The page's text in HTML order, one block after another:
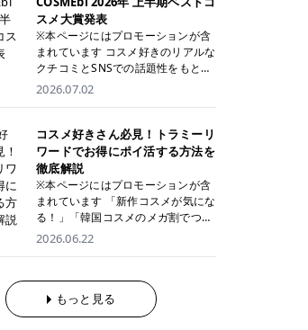
整しやすく、お気に入りの化粧水を
使いたい方やコストを抑えて続けた
い方にもおすすめです。 トナーパッ
ドのメリット トナーパッドは、角質
ケア・保湿ケア・部分用パックまで
1枚で行える便利なスキンケアアイ
テムです。 ここでは、トナーパッド
す。 古い角質や皮脂汚れをやさしく
オフ トナーパッドを使用すること
で、洗顔だけでは落としきれない古
い角質や余分な皮脂汚れをやさしく
拭き取り、なめらかな肌へ整えま
す。 保湿ケアまで1枚でできる 保湿
成分を配合したトナーパッドなら、
ケアにもぴったりです。 部分パック
としても使える 多くのトナーパッド
は、乾燥が気になる頬や額、小鼻な
ントルシリーズを選べるため、脱毛
機にこだわりたい方におすすめ！ ジ
ェントルマックスプロ ジェントルマ
ックスプロプラス ジェントルレーズ
プロ ソプラノチタニウム 公式サイ
ト> エミナルクリニック 49,500円
(税込)/6回 93,500円(税込)/6回 エミ
定！月々払いも安くて通いやすい ク
リスタルプロ 公式サイト> リゼクリ
ニック 109,800円(税込)/5回 144,80
0円(税込)/5回 毛質に合わせて脱毛
機を選択可能！有効期限も5年と長
くマイペースに通いやすい ラシャ
メディオスターNeXT PRO ジェント
ルYAGプロ 公式サイト> ｜そもそも
うの？ 脱毛を考えたときに、まず悩
むのが「医療脱毛とエステ脱毛、ど
っちがいいの？」ということではな
全身＋VIO＋顔 特徴 脱毛器 詳細 フ
レイアクリニック 52,800円(税込)/5
回 94,600円(税込)/5回 肌への負担
に配慮しながら、コストパフォーマ
ンスも重視したい方に！ メディオス
ターモノリス メディオスターNeXT
PRO 公式サイト> レジーナクリニッ
ク 52,800円(税込)/5回 99,000円(税
込)/5回 ジェントルシリーズを選べ
るため、脱毛機にこだわりたい方に
おすすめ！ ジェントルマックスプロ
ジェントルマックスプロプラス ジェ
ントルレーズプロ ソプラノチタニウ
ム 公式サイト> エミナルクリニック
49,500円(税込)/6回 93,500円(税
込)/6回 エミナルクリニックの始め
通いやすい クリスタルプロ 公式サ
イト> リゼクリニック 109,800円(税
込)/5回 144,800円(税込)/5回 毛質に
でも話題の人気リップです。 「自分
にはどのカラーが似合う？」「イエ
ベ・ブルベ別のおすすめは？」と気
になっている方も多いのではないで
とともにご紹介！それぞれの色味や
なメイクに合うのかまで詳しく解説
します✨ ※メイクアップ効果による
CANMAKE むちぷるティントとは？
CANMAKE むちぷるティントは、テ
ィント・プランパー・保湿ケアを1
本で叶えるリップです。 するすると
塗れるなめらかなテクスチャーで、
縦ジワをカバーしながら、むっちり
としたツヤのある唇を演出します。
るため、乾燥しにくくデイリー使い
にもぴったり！ アイテム詳細を見る
スメ大賞発表
※本ページにはプロモーションが含
まれています コスメ好きのリアルな
クチコミとSNSでの話題性をもとに
選出された、COSMEbi 2026年上半
た名品たちを、カテゴリ別にご紹介
します。 本記事では、2025年11月
～2026年4月までの半年間におい
て、COSMEbi内でのクチコミとSN
Sでの話題性を元に選出されたコス
メやスキンケアなどの化粧品を「総
国コスメ」に分けて1位～3位までを
ランキング形式で発表！ 2026年上
半期 総合大賞 AMUSE（アミュー
ズ）「 ジェルフィットグロス」 👑
「ジェルフィットグロス」の特徴 唇
2026.07.02
コスメ好きさん必見！トラミーリ
ワードでお得にポイ活する方法を
徹底解説
※本ページにはプロモーションが含
まれています 「新作コスメが気にな
る！」「韓国コスメのメガ割でつい
買いすぎてしまう……」 そんな美容
を少し工夫するだけでポイントを貯
められるため、コスメやスキンケア
にかかる費用を少しでも抑えたい方
2026.06.22
もっと見る